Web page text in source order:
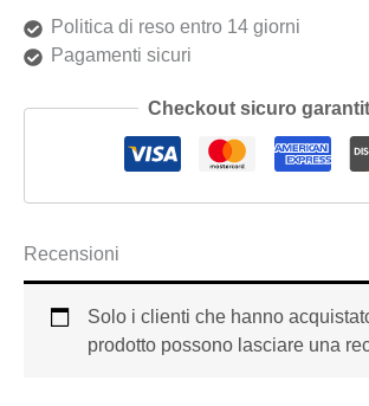
Politica di reso entro 14 giorni
Pagamenti sicuri
Checkout sicuro
Recensioni
Solo i clienti che hanno
prodotto possono lasciare una